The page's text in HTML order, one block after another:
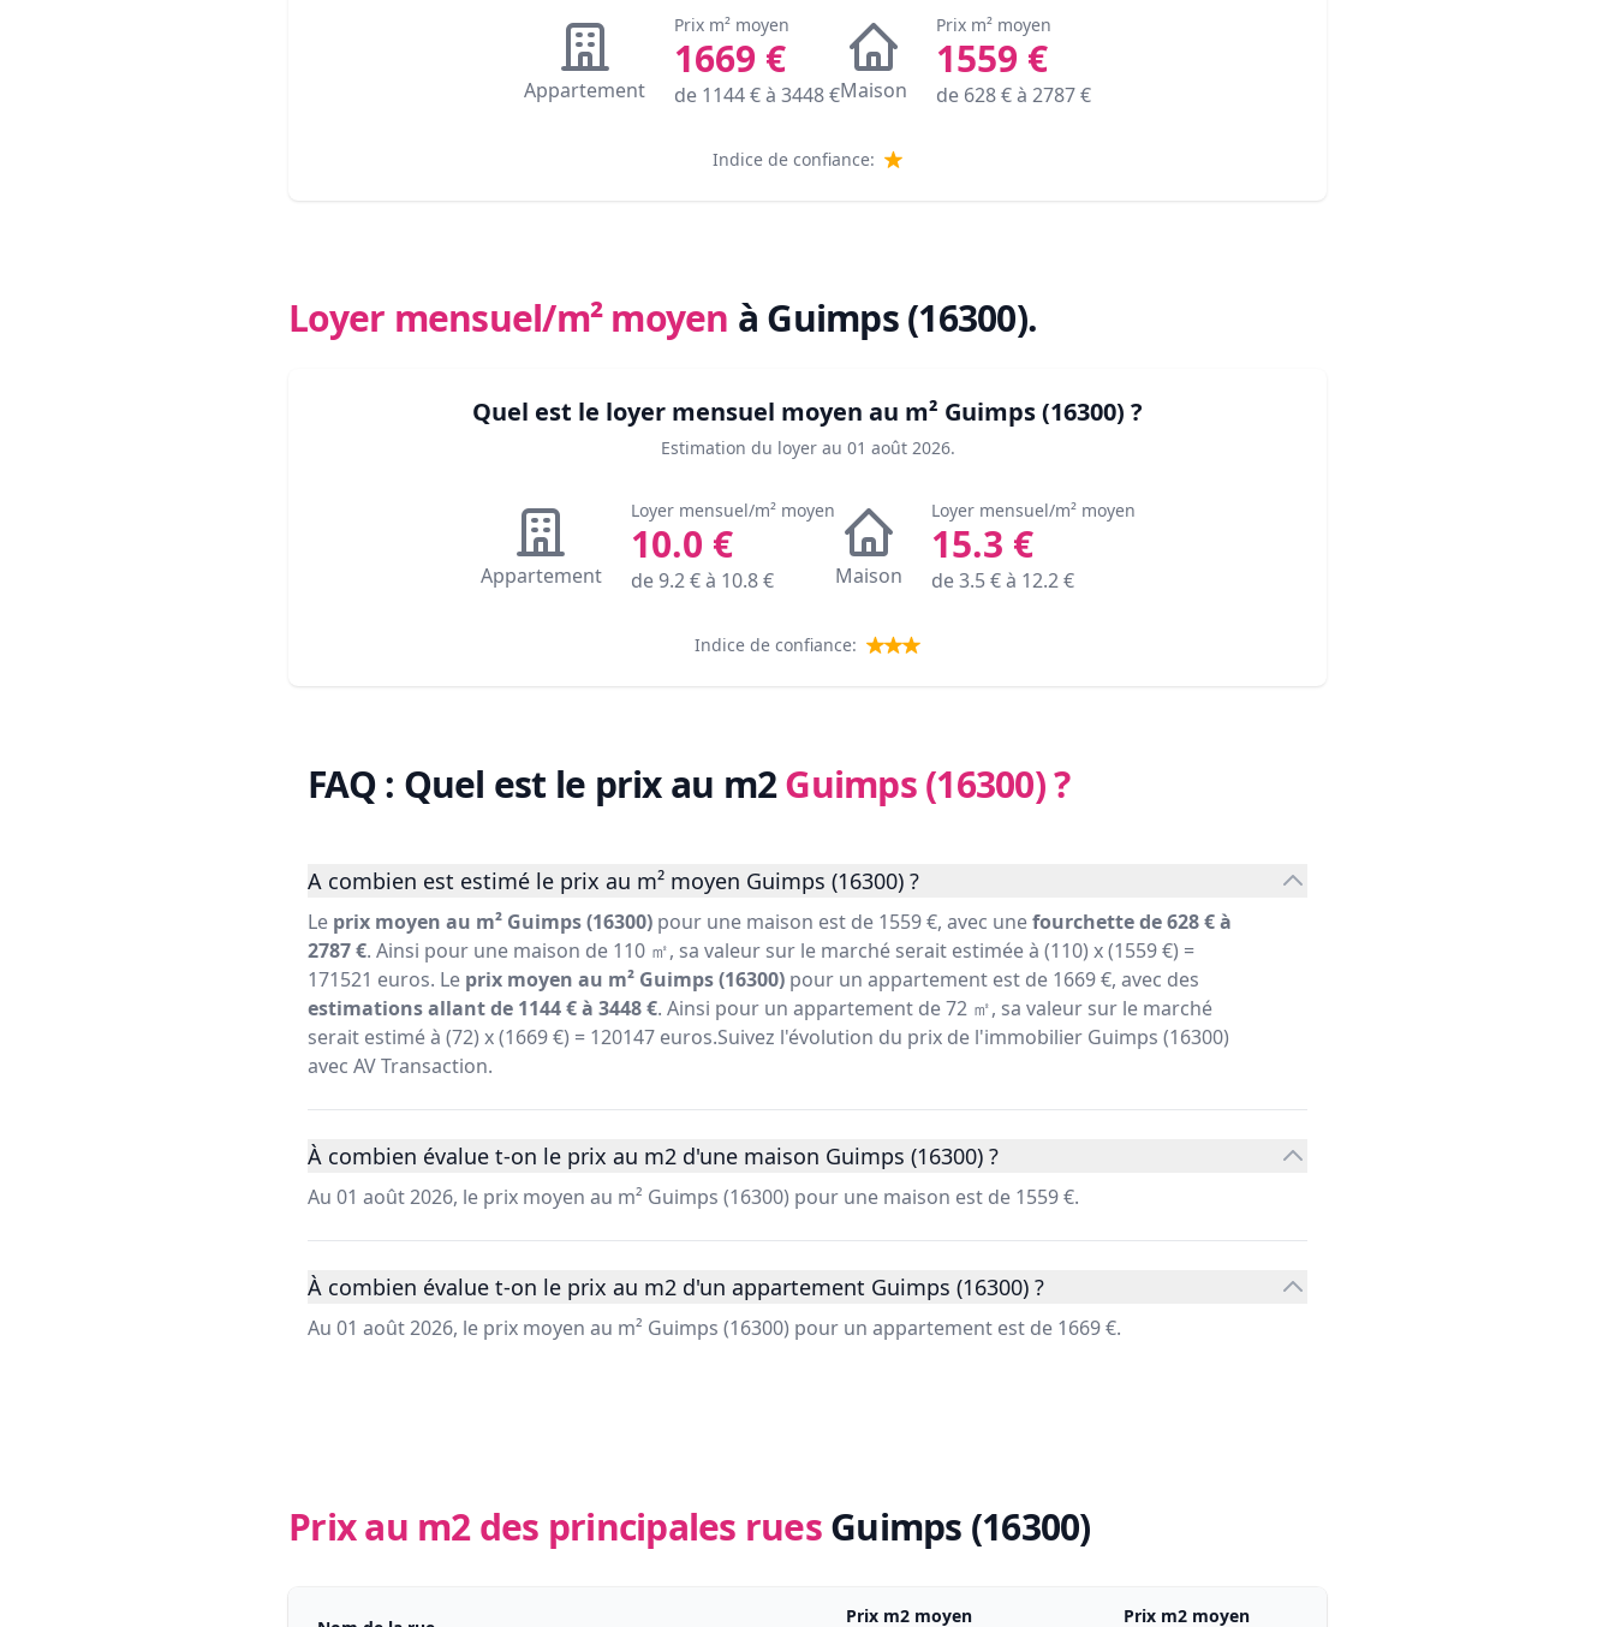
Appartement
Prix m² moyen
1669 €
de 1144€ à 3448€Maison
Prix m² moyen
1559 €
de 628€ à 2787€
Indice de confiance:
Loyer mensuel/m² moyen à Guimps (16300).
Quel est le loyer mensuel moyen au m² Guimps (16300) ?
Estimation du loyer au 01 août 2026.
Appartement
Loyer mensuel/m² moyen
10.0 €
de9.2€ à 10.8€ Maison
Loyer mensuel/m² moyen
15.3 €
de3.5€ à 12.2€
Indice de confiance:
FAQ : Quel est le prix au m2Guimps (16300)?
A combien est estimé le prix au m² moyen Guimps (16300) ?
Le prix moyen au m² Guimps (16300) pour une maison est de 1559 €, avec unefourchette de 628 € à
2787 €. Ainsi pour une maison de 110 ㎡, sa valeur sur le marché serait estimée à (110) x (1559 €) =
171521 euros. Le prix moyen au m² Guimps (16300) pour un appartement est de 1669 €, avec des
estimations allant de 1144 € à 3448 €. Ainsi pour un appartement de 72 ㎡, sa valeur sur le marché
serait estimé à (72) x (1669 €) = 120147 euros.Suivez l'évolution du prix de l'immobilier Guimps (16300)
avec AV Transaction.
À combien évalue t-on le prix au m2 d'une maison Guimps (16300) ?
Au 01 août 2026, le prix moyen au m² Guimps (16300) pour une maison est de 1559 €.
À combien évalue t-on le prix au m2 d'un appartement Guimps (16300) ?
Au 01 août 2026, le prix moyen au m² Guimps (16300) pour un appartement est de 1669 €.
Prix au m2 des principales rues Guimps (16300)
Prix m2 moyen Prix m2 moyen